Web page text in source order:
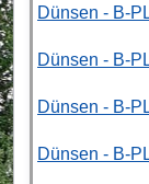
Dünsen - B-
Dünsen - B-
Dünsen - B-
Dünsen - B-